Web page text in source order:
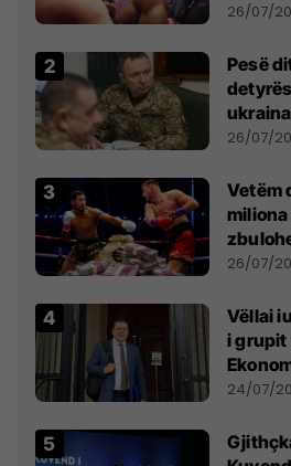
26/07/
Pesë
kontroll
26/07/
Vetëm
e
26/07/
Vëllai
i grupit
mohon
24/07/